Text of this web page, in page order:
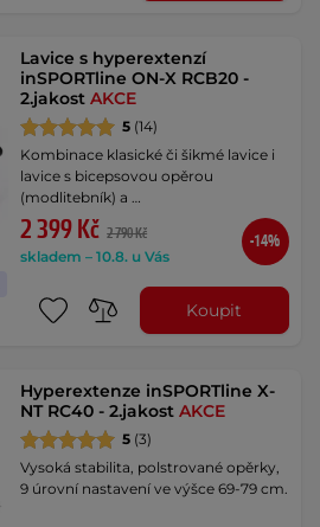
Lavice s hyperextenzí
inSPORTline ON-X RCB20 -
2.jakostAKCE
5 (14)
Kombinace klasické či šikmé lavice i
lavice s bicepsovou opěrou
(modlitebník) a …
2 399 Kč 2 790 Kč
skladem – 10.8. u Vás
-14%
Koupit
Hyperextenze inSPORTline X-
NT RC40 - 2.jakostAKCE
5 (3)
Vysoká stabilita, polstrované opěrky,
9 úrovní nastavení ve výšce 69-79 cm.